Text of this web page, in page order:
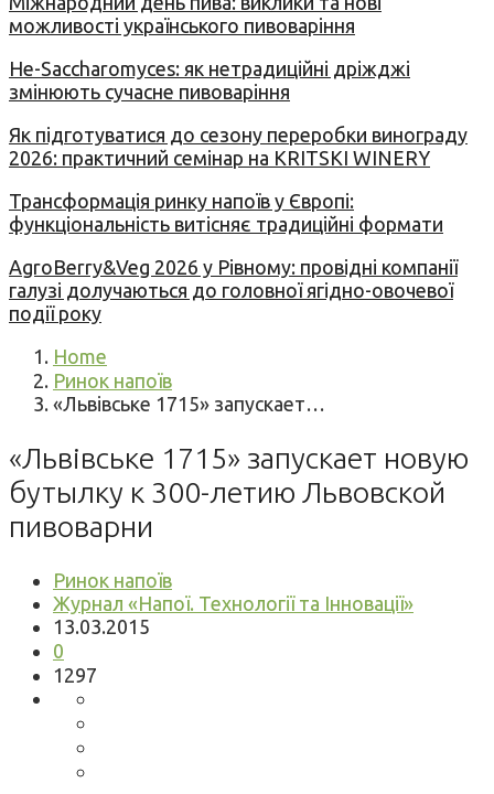
можливості українського пивоваріння
Не-Saccharomyces: як нетрадиційні дріжджі
змінюють сучасне пивоваріння
Як підготуватися до сезону переробки винограду
2026: практичний семінар на KRITSKI WINERY
Трансформація ринку напоїв у Європі:
функціональність витісняє традиційні формати
AgroBerry&Veg 2026 у Рівному: провідні компанії
галузі долучаються до головної ягідно-овочевої
події року
Home
Ринок напоїв
«Львівське 1715» запускает…
«Львівське 1715» запускает новую
бутылку к 300-летию Львовской
пивоварни
Ринок напоїв
Журнал «Напої. Технології та Інновації»
13.03.2015
0
1297